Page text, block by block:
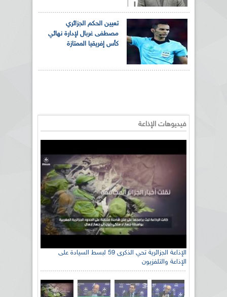
تعيين الحكم الجزائري
مصطفى غربال لإدارة نهائي
كأس إفريقيا الممتازة
فيديوهات الإذاعة
الإذاعة الجزائرية تحي الذكرى 59 لبسط السيادة على
الإذاعة والتلفزيون